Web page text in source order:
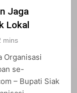
Jaga
Lokal
mins
Organisasi
se-
– Bupati Siak